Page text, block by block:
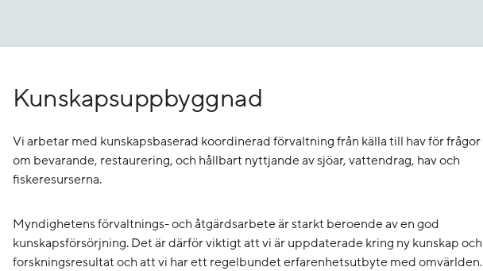
Kunskapsuppbyggnad
Vi arbetar med kunskapsbaserad koordinerad förvaltning från källa till hav för frågor
om bevarande, restaurering, och hållbart nyttjande av sjöar, vattendrag, hav och
fiskeresurserna.
Myndighetens förvaltnings- och åtgärdsarbete är starkt beroende av en god
kunskapsförsörjning. Det är därför viktigt att vi är uppdaterade kring ny kunskap och
forskningsresultat och att vi har ett regelbundet erfarenhetsutbyte med omvärlden.